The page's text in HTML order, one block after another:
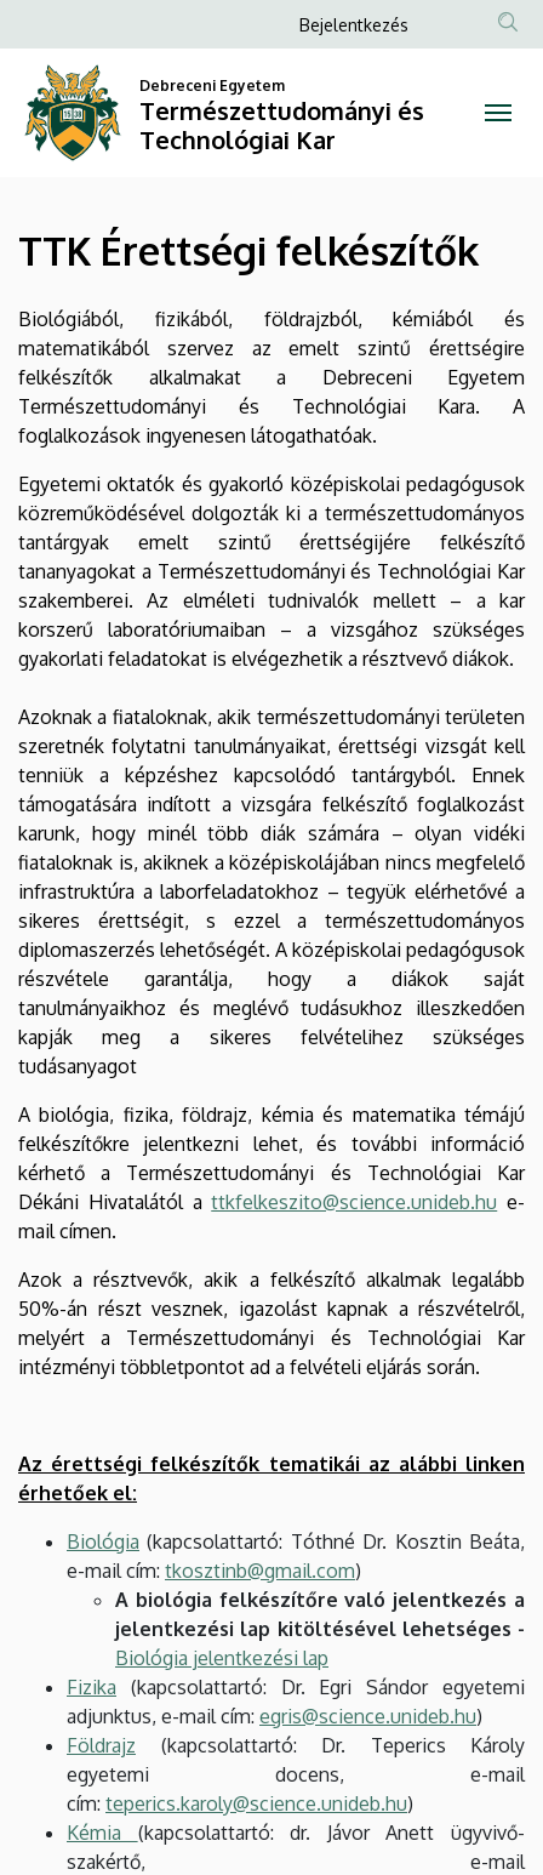
Érettségi
felkészítők
Természettudományi
és
Technológiai
Kar
a
tartalomra
Anonim
fiók
menüje
Bejelentkezés
Debreceni Egyetem
Természettudományi és
Technológiai Kar
TTK Érettségi felkészítők
Biológiából, fizikából, földrajzból, kémiából és
matematikából szervez az emelt szintű érettségire
felkészítők alkalmakat a Debreceni Egyetem
Természettudományi és Technológiai Kara. A
foglalkozások ingyenesen látogathatóak.
Egyetemi oktatók és gyakorló középiskolai pedagógusok
közreműködésével dolgozták ki a természettudományos
tantárgyak emelt szintű érettségijére felkészítő
tananyagokat a Természettudományi és Technológiai Kar
szakemberei. Az elméleti tudnivalók mellett – a kar
korszerű laboratóriumaiban – a vizsgához szükséges
gyakorlati feladatokat is elvégezhetik a résztvevő diákok.
Azoknak a fiataloknak, akik természettudományi területen
szeretnék folytatni tanulmányaikat, érettségi vizsgát kell
tenniük a képzéshez kapcsolódó tantárgyból. Ennek
támogatására indított a vizsgára felkészítő foglalkozást
karunk, hogy minél több diák számára – olyan vidéki
fiataloknak is, akiknek a középiskolájában nincs megfelelő
infrastruktúra a laborfeladatokhoz – tegyük elérhetővé a
sikeres érettségit, s ezzel a természettudományos
diplomaszerzés lehetőségét. A középiskolai pedagógusok
részvétele garantálja, hogy a diákok saját
tanulmányaikhoz és meglévő tudásukhoz illeszkedően
kapják meg a sikeres felvételihez szükséges
tudásanyagot
A biológia, fizika, földrajz, kémia és matematika témájú
felkészítőkre jelentkezni lehet, és további információ
kérhető a Természettudományi és Technológiai Kar
Dékáni Hivatalától attkfelkeszito@science.unideb.hu e-
mail címen.
Azok a résztvevők, akik a felkészítő alkalmak legalább
50%-án részt vesznek, igazolást kapnak a részvételről,
melyért a Természettudományi és Technológiai Kar
intézményi többletpontot ad a felvételi eljárás során.
Az érettségi felkészítők tematikái az alábbi linken
érhetőek el:
Biológia (kapcsolattartó: Tóthné Dr. Kosztin Beáta,
e-mail cím: tkosztinb@gmail.com)
A biológia felkészítőre való jelentkezés a
jelentkezési lap kitöltésével lehetséges -
Biológia jelentkezési lap
Fizika (kapcsolattartó: Dr. Egri Sándor egyetemi
adjunktus, e-mail cím: egris@science.unideb.hu)
Földrajz
(kapcsolattartó: Dr. Teperics Károly
egyetemi docens, e-mail
cím: teperics.karoly@science.unideb.hu)
Kémia (kapcsolattartó: dr. Jávor Anett ügyvivő-
szakértő, e-mail